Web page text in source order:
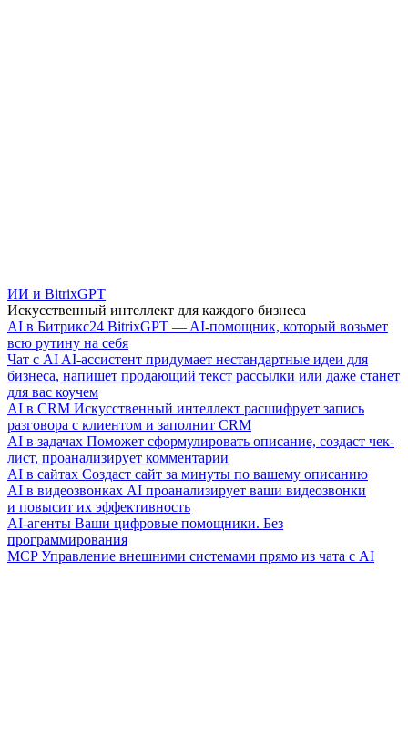
ИИ и BitrixGPT
Искусственный интеллект для каждого бизнеса
AI в Битрикс24 BitrixGPT — AI-помощник, который возьмет
всю рутину на себя
Чат с AI AI-ассистент придумает нестандартные идеи для
бизнеса, напишет продающий текст рассылки или даже станет
для вас коучем
AI в CRM Искусственный интеллект расшифрует запись
разговора с клиентом и заполнит CRM
AI в задачах Поможет сформулировать описание, создаст чек-
лист, проанализирует комментарии
AI в сайтах Создаст сайт за минуты по вашему описанию
AI в видеозвонках AI проанализирует ваши видеозвонки
и повысит их эффективность
AI-агенты Ваши цифровые помощники. Без
программирования
MCP Управление внешними системами прямо из чата с AI